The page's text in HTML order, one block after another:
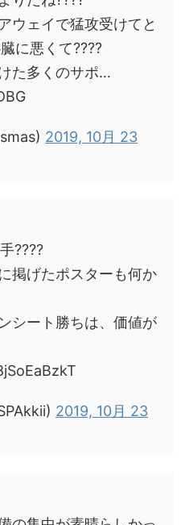
ウェイで猛攻受けてと
に悪くて????
た多くのサポ…
2019, 10月 23
????
掲げたポスターも何か
シート勝ちは、価値が
2019, 10月 23